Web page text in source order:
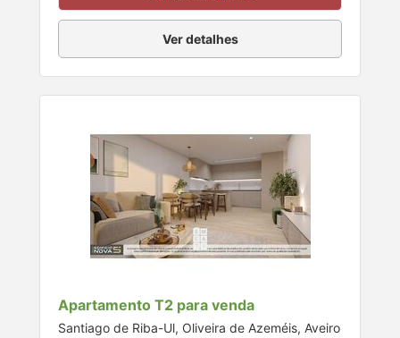
Ver detalhes
Apartamento T2 para venda
Santiago de Riba-Ul, Oliveira de Azeméis, Aveiro